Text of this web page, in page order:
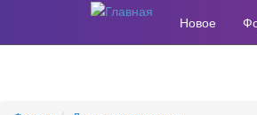
Новое